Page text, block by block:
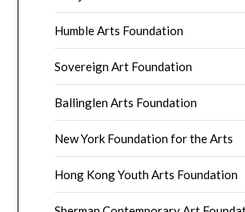
Humble Arts Foundation
Sovereign Art Foundation
Ballinglen Arts Foundation
New York Foundation for the Arts
Hong Kong Youth Arts Foundation